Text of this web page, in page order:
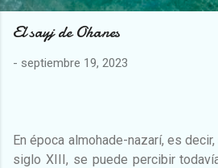
El sayj de Ohanes
- septiembre 19, 2023
En época almohade-nazarí, es
siglo XIII, se puede percibir